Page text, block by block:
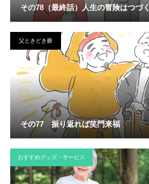
その78（最終話）人生の冒険はつづく
父ときどき爺
その77 振り返れば笑門来福
おすすめグッズ・サービス